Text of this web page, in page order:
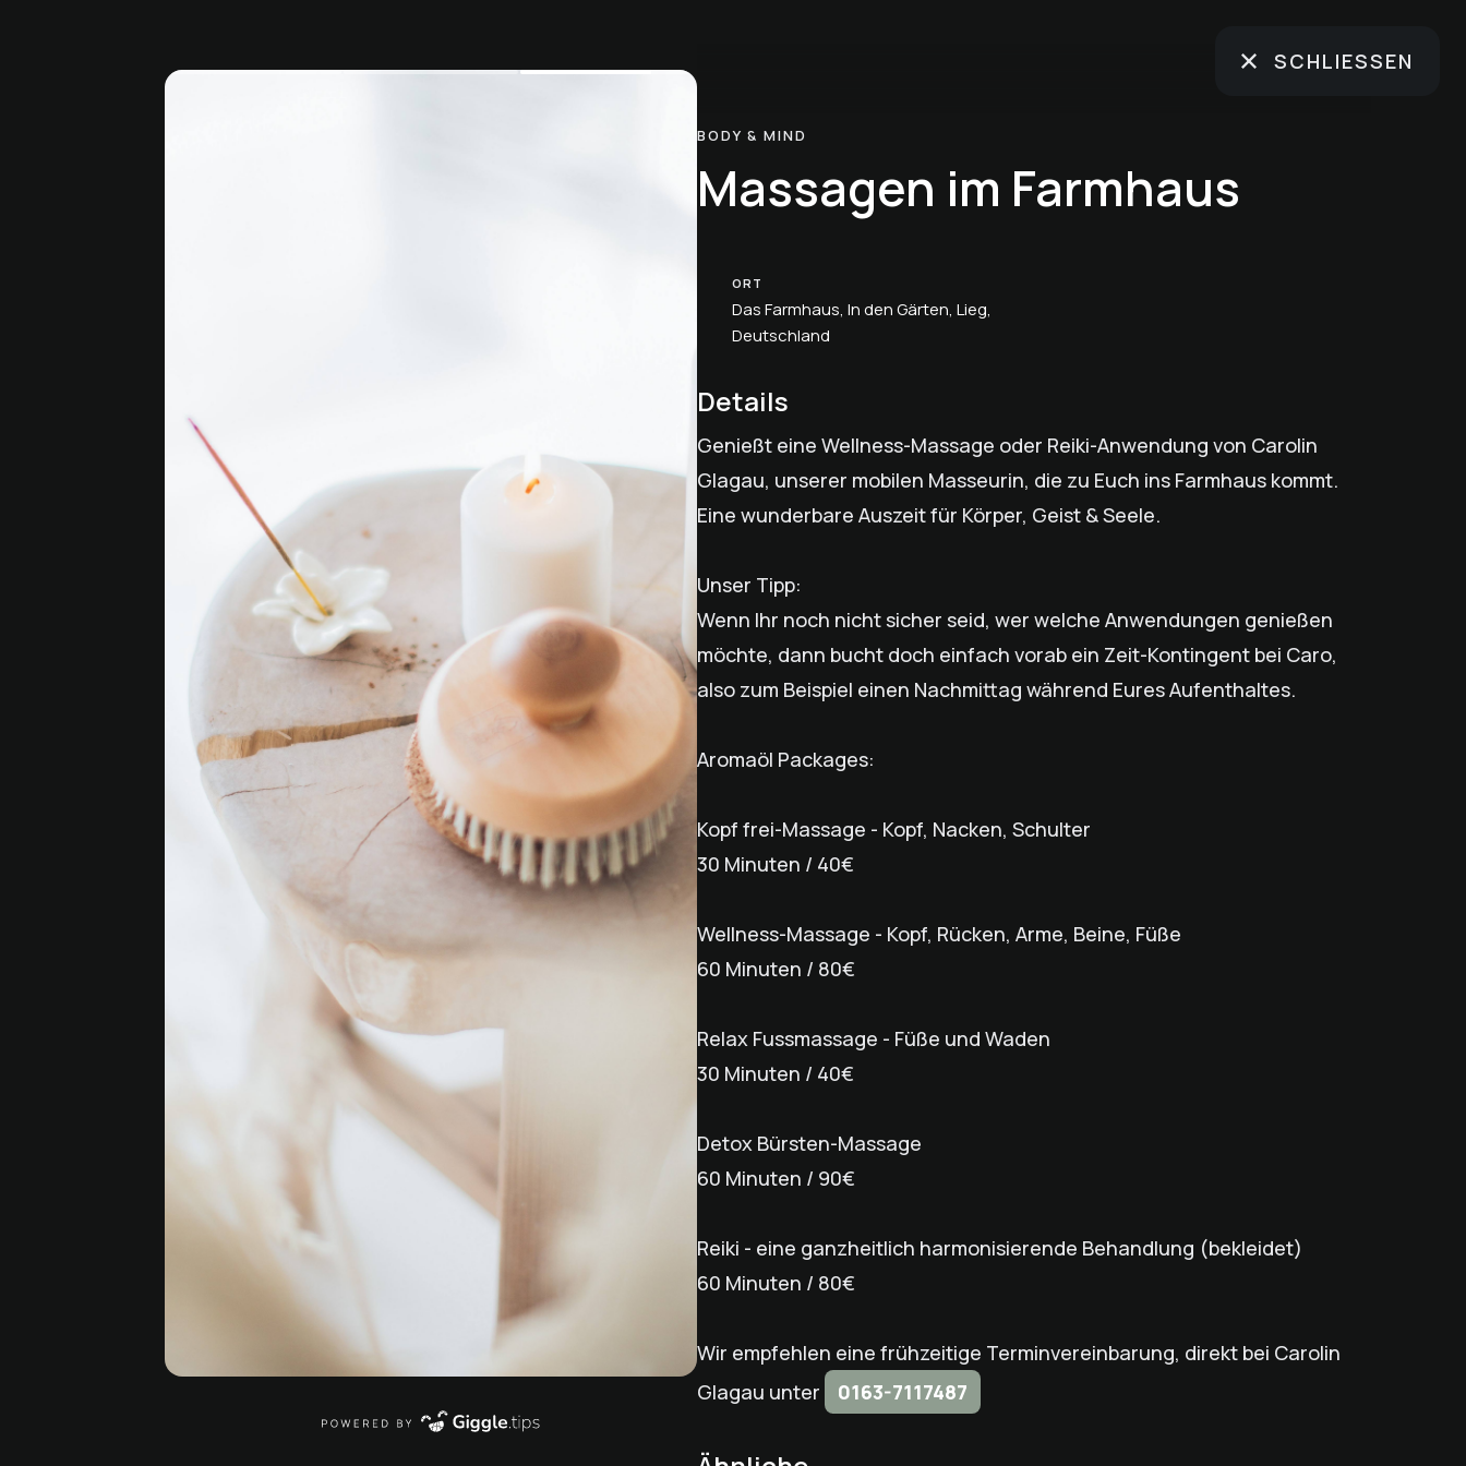
SCHLIESSEN
BODY & MIND
Massagen im Farmhaus
ORT
Das Farmhaus, In den Gärten, Lieg,
Deutschland
Details
Genießt eine Wellness-Massage oder Reiki-Anwendung von Carolin
Glagau, unserer mobilen Masseurin, die zu Euch ins Farmhaus kommt.
Eine wunderbare Auszeit für Körper, Geist & Seele.
Unser Tipp:
Wenn Ihr noch nicht sicher seid, wer welche Anwendungen genießen
möchte, dann bucht doch einfach vorab ein Zeit-Kontingent bei Caro,
also zum Beispiel einen Nachmittag während Eures Aufenthaltes.
Aromaöl Packages:
Kopf frei-Massage - Kopf, Nacken, Schulter
30 Minuten / 40€
Wellness-Massage - Kopf, Rücken, Arme, Beine, Füße
60 Minuten / 80€
Relax Fussmassage - Füße und Waden
30 Minuten / 40€
Detox Bürsten-Massage
60 Minuten / 90€
Reiki - eine ganzheitlich harmonisierende Behandlung (bekleidet)
60 Minuten / 80€
Wir empfehlen eine frühzeitige Terminvereinbarung, direkt bei Carolin
Glagau unter
0163-7117487